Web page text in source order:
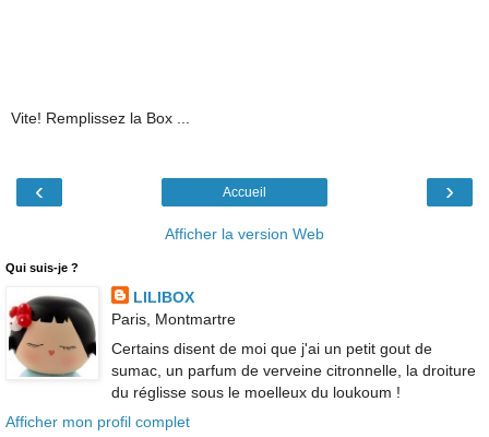
Vite! Remplissez la Box ...
‹ ›
Accueil
Afficher la version Web
Qui suis-je ?
LILIBOX
Paris, Montmartre
Certains disent de moi que j'ai un petit gout de
sumac, un parfum de verveine citronnelle, la droiture
du réglisse sous le moelleux du loukoum !
Afficher mon profil complet